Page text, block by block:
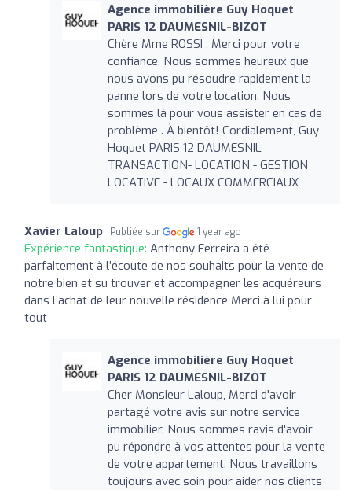
Agence immobilière Guy Hoquet
PARIS 12 DAUMESNIL-BIZOT
Chère Mme ROSSI , Merci pour votre
confiance. Nous sommes heureux que
nous avons pu résoudre rapidement la
panne lors de votre location. Nous
sommes là pour vous assister en cas de
problème . À bientôt! Cordialement, Guy
Hoquet PARIS 12 DAUMESNIL
TRANSACTION- LOCATION - GESTION
LOCATIVE - LOCAUX COMMERCIAUX
Xavier Laloup Publiée sur 1 year ago
Expérience fantastique: Anthony Ferreira a été
parfaitement à l’écoute de nos souhaits pour la vente de
notre bien et su trouver et accompagner les acquéreurs
dans l’achat de leur nouvelle résidence Merci à lui pour
tout
Agence immobilière Guy Hoquet
PARIS 12 DAUMESNIL-BIZOT
Cher Monsieur Laloup, Merci d'avoir
partagé votre avis sur notre service
immobilier. Nous sommes ravis d'avoir
pu répondre à vos attentes pour la vente
de votre appartement. Nous travaillons
toujours avec soin pour aider nos clients